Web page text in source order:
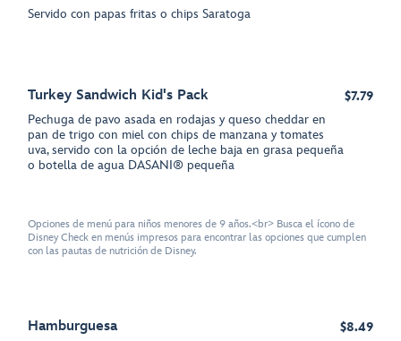
Servido con papas fritas o chips Saratoga
Turkey Sandwich Kid's Pack
Pechuga de pavo asada en rodajas y queso cheddar en
pan de trigo con miel con chips de manzana y tomates
uva, servido con la opción de leche baja en grasa pequeña
o botella de agua DASANI® pequeña
$7.79
Opciones de menú para niños menores de 9 años.<br> Busca el ícono de
Disney Check en menús impresos para encontrar las opciones que cumplen
con las pautas de nutrición de Disney.
Hamburguesa $8.49